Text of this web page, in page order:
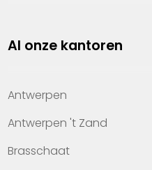
Property management
Kennis van wonen
Kantoren
Veelgestelde vragen
Al onze kantoren
Antwerpen
Antwerpen 't Zand
Brasschaat